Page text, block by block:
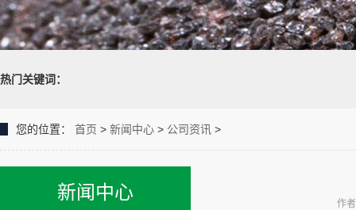
热门关键词：
您的位置： 首页 > 新闻中心 > 公司资讯 >
新闻中心
作